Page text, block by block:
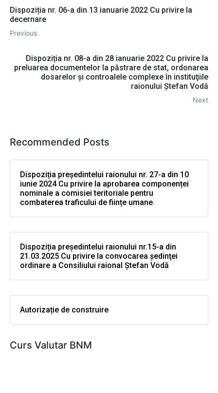
Dispoziția nr. 06-a din 13 ianuarie 2022 Cu privire la
decernare
Previous
Dispoziția nr. 08-a din 28 ianuarie 2022 Cu privire la
preluarea documentelor la păstrare de stat, ordonarea
dosarelor și controalele complexe în instituţiile
raionului Ştefan Vodă
Next
Recommended Posts
Dispoziția președintelui raionului nr. 27-a din 10
iunie 2024 Cu privire la aprobarea componenței
nominale a comisiei teritoriale pentru
combaterea traficului de ființe umane
Dispoziția președintelui raionului nr.15-a din
21.03.2025 Cu privire la convocarea şedinţei
ordinare a Consiliului raional Ştefan Vodă
Autorizație de construire
Curs Valutar BNM